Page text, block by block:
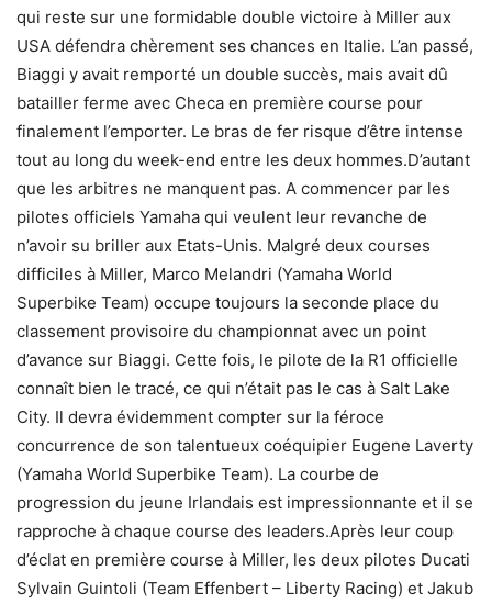
qui reste sur une formidable double victoire à Miller aux
USA défendra chèrement ses chances en Italie. L’an passé,
Biaggi y avait remporté un double succès, mais avait dû
batailler ferme avec Checa en première course pour
finalement l’emporter. Le bras de fer risque d’être intense
tout au long du week-end entre les deux hommes.D’autant
que les arbitres ne manquent pas. A commencer par les
pilotes officiels Yamaha qui veulent leur revanche de
n’avoir su briller aux Etats-Unis. Malgré deux courses
difficiles à Miller, Marco Melandri (Yamaha World
Superbike Team) occupe toujours la seconde place du
classement provisoire du championnat avec un point
d’avance sur Biaggi. Cette fois, le pilote de la R1 officielle
connaît bien le tracé, ce qui n’était pas le cas à Salt Lake
City. Il devra évidemment compter sur la féroce
concurrence de son talentueux coéquipier Eugene Laverty
(Yamaha World Superbike Team). La courbe de
progression du jeune Irlandais est impressionnante et il se
rapproche à chaque course des leaders.Après leur coup
d’éclat en première course à Miller, les deux pilotes Ducati
Sylvain Guintoli (Team Effenbert – Liberty Racing) et Jakub